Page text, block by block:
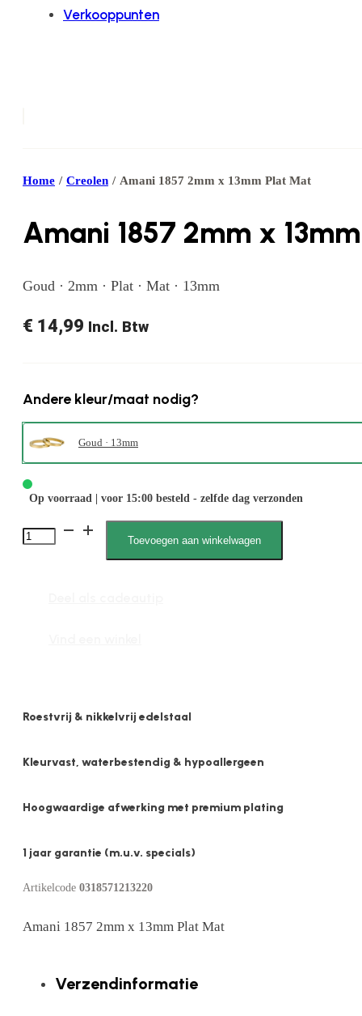
Verkooppunten
Home / Creolen / Amani 1857 2mm x 13mm Plat Mat
Amani 1857 2mm x
Goud · 2mm · Plat · Mat · 13mm
€ 14,99 Incl. Btw
Andere kleur/maat nodig?
Goud · 13mm
Op voorraad | voor 15:00 besteld - zelfde dag verzonden
Amani
Toevoegen aan winkelwagen
Roestvrij & nikkelvrij edelstaal
Kleurvast, waterbestendig & hypoallergeen
Hoogwaardige afwerking met premium plating
1 jaar garantie (m.u.v. specials)
Artikelcode 0318571213220
Amani 1857 2mm x 13mm Plat Mat
Verzendinformatie